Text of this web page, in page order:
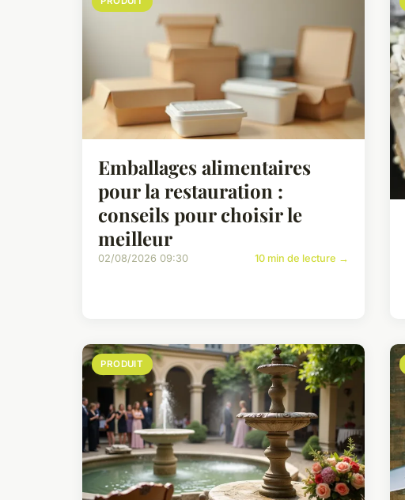
Emballages alimentaires
pour la restauration :
conseils pour choisir le
meilleur
02/08/2026 09:30 10 min de lecture →
PRODUIT